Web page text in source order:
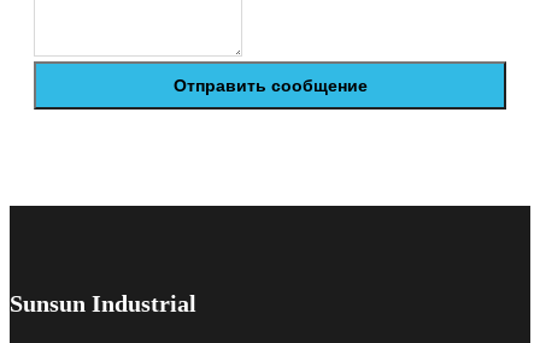
Отправить сообщение
Sunsun Industrial